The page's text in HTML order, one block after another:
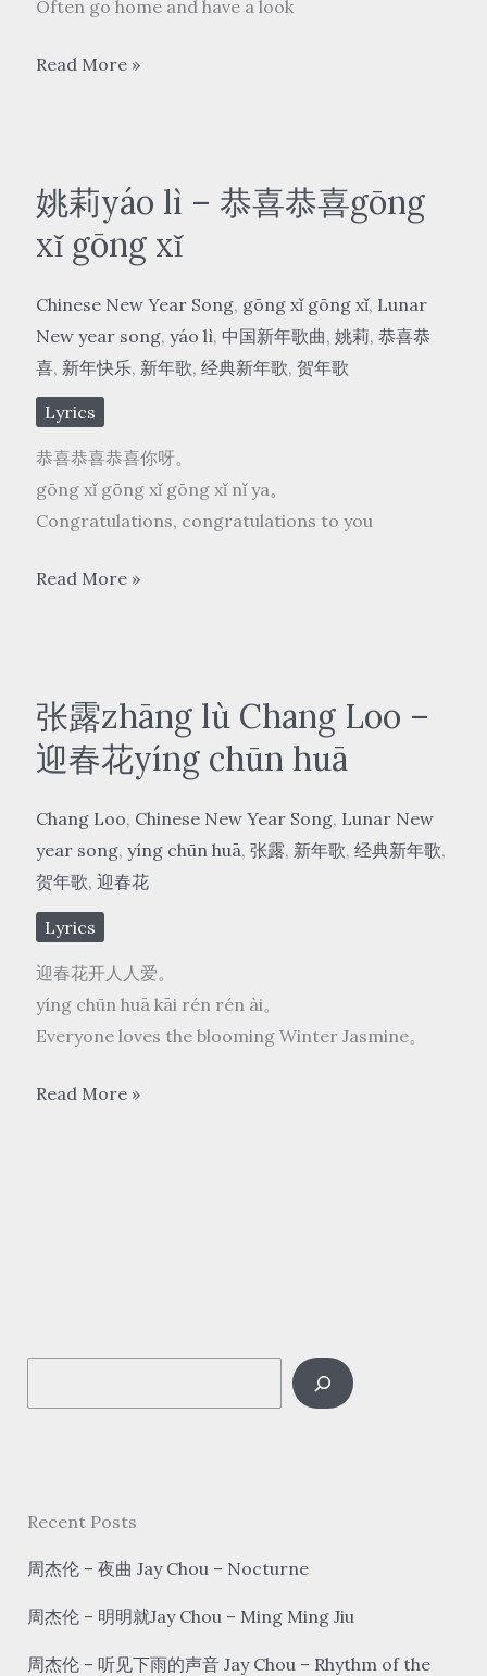
Often go home and have a look
陈
–
常
回
看
看
Often
go
Read More »
姚莉yáo lì – 恭喜恭喜gōng
xǐ gōng xǐ
Chinese New Year Song, gōng xǐ gōng xǐ, Lunar
New year song, yáo lì, 中国新年歌曲, 姚莉, 恭喜恭
喜, 新年快乐, 新年歌, 经典新年歌, 贺年歌
Lyrics
恭喜恭喜恭喜你呀。
gōng xǐ gōng xǐ gōng xǐ nǐ ya。
Congratulations, congratulations to you
姚
–
恭
喜
喜
gōng
xǐ
gōng
Read More »
张露zhāng lù Chang Loo –
迎春花yíng chūn huā
Chang Loo, Chinese New Year Song, Lunar New
year song, yíng chūn huā, 张露, 新年歌, 经典新年歌,
贺年歌, 迎春花
Lyrics
迎春花开人人爱。
yíng chūn huā kāi rén rén ài。
Everyone loves the blooming Winter Jasmine。
张
chūn
Read More »
e
c
Recent Posts
周杰伦 – 夜曲 Jay Chou – Nocturne
周杰伦 – 明明就Jay Chou – Ming Ming Jiu
周杰伦 – 听见下雨的声音 Jay Chou – Rhythm of the